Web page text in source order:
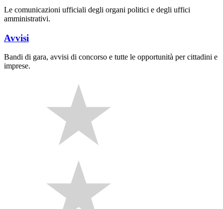
Le comunicazioni ufficiali degli organi politici e degli uffici
amministrativi.
Avvisi
Bandi di gara, avvisi di concorso e tutte le opportunità per cittadini e
imprese.